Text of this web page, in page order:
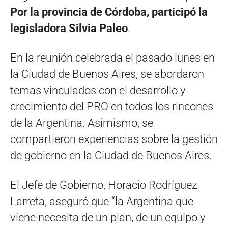
Por la provincia de Córdoba, participó la
legisladora Silvia Paleo.
En la reunión celebrada el pasado lunes en
la Ciudad de Buenos Aires, se abordaron
temas vinculados con el desarrollo y
crecimiento del PRO en todos los rincones
de la Argentina. Asimismo, se
compartieron experiencias sobre la gestión
de gobierno en la Ciudad de Buenos Aires.
El Jefe de Gobierno, Horacio Rodríguez
Larreta, aseguró que “la Argentina que
viene necesita de un plan, de un equipo y